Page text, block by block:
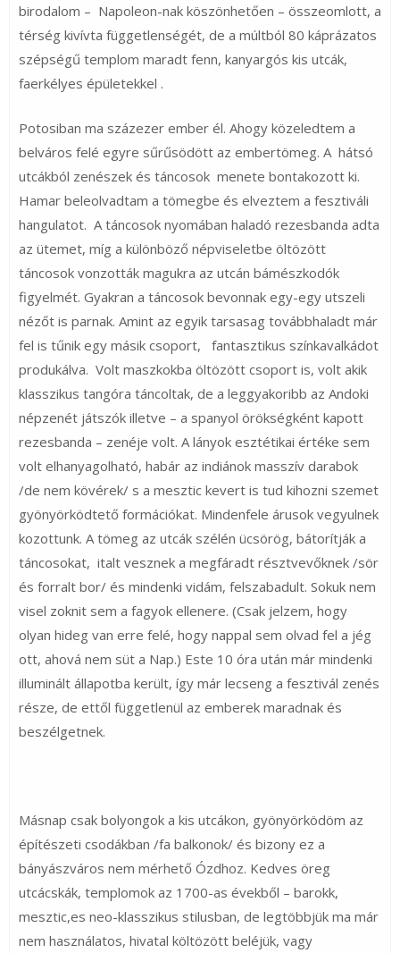
birodalom – Napoleon-nak köszönhetően – összeomlott, a
térség kivívta függetlenségét, de a múltból 80 káprázatos
szépségű templom maradt fenn, kanyargós kis utcák,
faerkélyes épületekkel .
Potosiban ma százezer ember él. Ahogy közeledtem a
belváros felé egyre sűrűsödött az embertömeg. A hátsó
utcákból zenészek és táncosok menete bontakozott ki.
Hamar beleolvadtam a tömegbe és elveztem a fesztiváli
hangulatot. A táncosok nyomában haladó rezesbanda adta
az ütemet, míg a különböző népviseletbe öltözött
táncosok vonzották magukra az utcán bámészkodók
figyelmét. Gyakran a táncosok bevonnak egy-egy utszeli
nézőt is parnak. Amint az egyik tarsasag továbbhaladt már
fel is tűnik egy másik csoport, fantasztikus színkavalkádot
produkálva. Volt maszkokba öltözött csoport is, volt akik
klasszikus tangóra táncoltak, de a leggyakoribb az Andoki
népzenét játszók illetve – a spanyol örökségként kapott
rezesbanda – zenéje volt. A lányok esztétikai értéke sem
volt elhanyagolható, habár az indiánok masszív darabok
/de nem kövérek/ s a mesztic kevert is tud kihozni szemet
gyönyörködtető formációkat. Mindenfele árusok vegyulnek
kozottunk. A tömeg az utcák szélén ücsörög, bátorítják a
táncosokat, italt vesznek a megfáradt résztvevőknek /sör
és forralt bor/ és mindenki vidám, felszabadult. Sokuk nem
visel zoknit sem a fagyok ellenere. (Csak jelzem, hogy
olyan hideg van erre felé, hogy nappal sem olvad fel a jég
ott, ahová nem süt a Nap.) Este 10 óra után már mindenki
illuminált állapotba került, így már lecseng a fesztivál zenés
része, de ettől függetlenül az emberek maradnak és
beszélgetnek.
Másnap csak bolyongok a kis utcákon, gyönyörködöm az
építészeti csodákban /fa balkonok/ és bizony ez a
bányászváros nem mérhető Ózdhoz. Kedves öreg
utcácskák, templomok az 1700-as évekből – barokk,
mesztic,es neo-klasszikus stilusban, de legtöbbjük ma már
nem használatos, hivatal költözött beléjük, vagy